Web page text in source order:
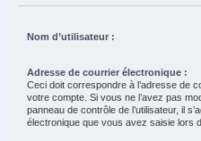
Nom d’utilisateur :
Adresse de courrier électronique :
Ceci doit correspondre à l’adresse de
votre compte. Si vous ne l’avez pas
panneau de contrôle de l’utilisateur, il
électronique que vous avez saisie lors